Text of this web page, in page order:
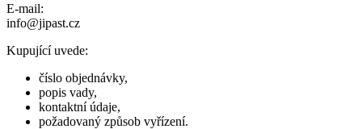
E-mail:
info@jipast.cz
Kupující uvede:
číslo objednávky,
popis vady,
kontaktní údaje,
požadovaný způsob vyřízení.